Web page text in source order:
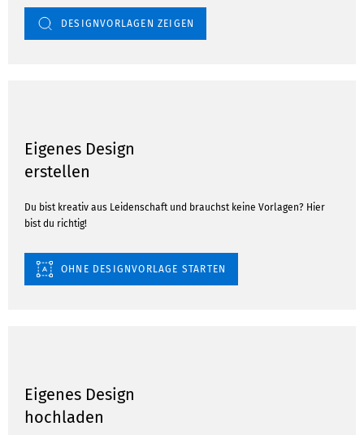
DESIGNVORLAGEN ZEIGEN
Eigenes Design
erstellen
Du bist kreativ aus Leidenschaft und brauchst keine Vorlagen? Hier
bist du richtig!
OHNE DESIGNVORLAGE STARTEN
Eigenes Design
hochladen